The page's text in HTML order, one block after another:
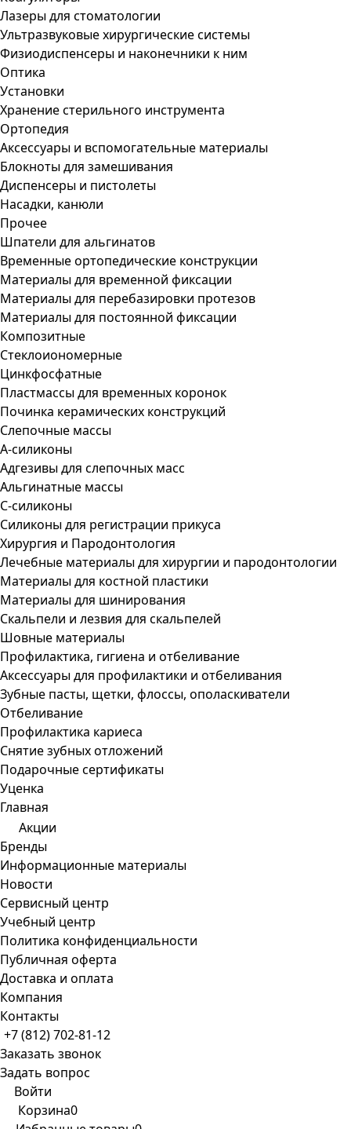
Лазеры для стоматологии
Ультразвуковые хирургические системы
Физиодиспенсеры и наконечники к ним
Оптика
Установки
Хранение стерильного инструмента
Ортопедия
Аксессуары и вспомогательные материалы
Блокноты для замешивания
Диспенсеры и пистолеты
Насадки, канюли
Прочее
Шпатели для альгинатов
Временные ортопедические конструкции
Материалы для временной фиксации
Материалы для перебазировки протезов
Материалы для постоянной фиксации
Композитные
Стеклоиономерные
Цинкфосфатные
Пластмассы для временных коронок
Починка керамических конструкций
Слепочные массы
А-силиконы
Адгезивы для слепочных масс
Альгинатные массы
С-силиконы
Силиконы для регистрации прикуса
Хирургия и Пародонтология
Лечебные материалы для хирургии и пародонтологии
Материалы для костной пластики
Материалы для шинирования
Скальпели и лезвия для скальпелей
Шовные материалы
Профилактика, гигиена и отбеливание
Аксессуары для профилактики и отбеливания
Зубные пасты, щетки, флоссы, ополаскиватели
Отбеливание
Профилактика кариеса
Снятие зубных отложений
Подарочные сертификаты
Уценка
Главная
Акции
Бренды
Информационные материалы
Новости
Сервисный центр
Учебный центр
Политика конфиденциальности
Публичная оферта
Доставка и оплата
Компания
Контакты
+7 (812) 702-81-12
Заказать звонок
Задать вопрос
Войти
Корзина0